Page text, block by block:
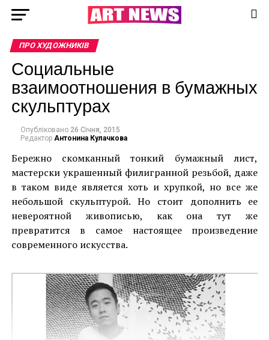
ПРО ХУДОЖНИКІВ
Социальные
взаимоотношения в бумажных
скульптурах
Опубліковано 26 Січня, 2015
Редактор Антонина Кулачкова
Бережно скомканный тонкий бумажный лист,
мастерски украшенный филигранной резьбой, даже
в таком виде является хоть и хрупкой, но все же
небольшой скульптурой. Но стоит дополнить ее
невероятной живописью, как она тут же
превратится в самое настоящее произведение
современного искусства.